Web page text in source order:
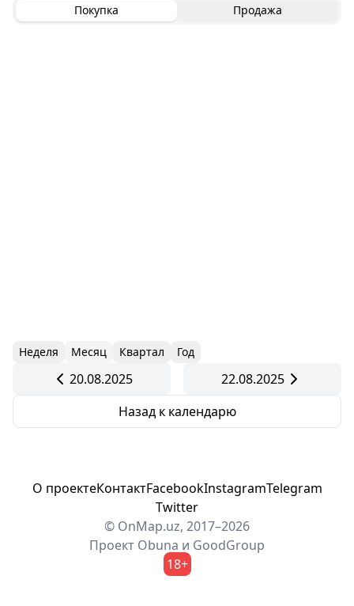
Покупка Продажа
Неделя Месяц Квартал Год
20.08.2025
22.08.2025
Назад к календарю
О проектеКонтактFacebookInstagramTelegram
Twitter
© OnMap.uz, 2017–2026
Проект Obuna и GoodGroup
18+